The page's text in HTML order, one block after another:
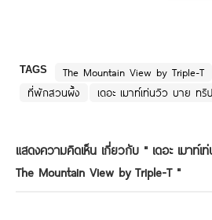
TAGS The Mountain View by Triple-T
ที่พักสวนผึ้ง
เดอะ เมาท์เท่นวิว บาย ทริ
แสดงความคิดเห็น เกี่ยวกับ " เดอะ เมาท์
The Mountain View by Triple-T"